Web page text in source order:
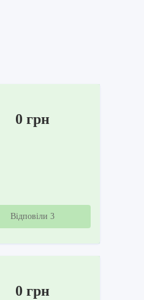
0 грн
Відповіли 3
0 грн